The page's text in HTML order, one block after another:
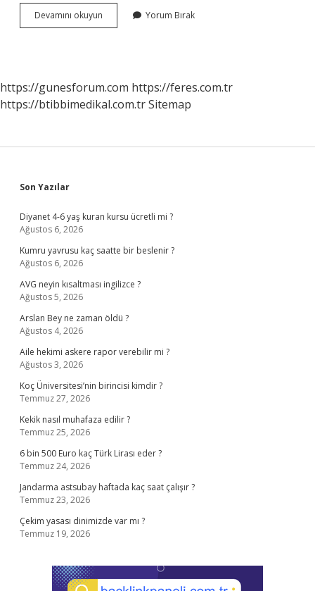
Devamını okuyun
Gide
Yorum Bırak
https://gunesforum.com https://feres.com.tr
https://btibbimedikal.com.trSitemap
Sidebar
Son Yazılar
Diyanet 4-6 yaş kuran kursu ücretli mi ?
Ağustos 6, 2026
Kumru yavrusu kaç saatte bir beslenir ?
Ağustos 6, 2026
AVG neyin kısaltması ingilizce ?
Ağustos 5, 2026
Arslan Bey ne zaman öldü ?
Ağustos 4, 2026
Aile hekimi askere rapor verebilir mi ?
Ağustos 3, 2026
Koç Üniversitesi’nin birincisi kimdir ?
Temmuz 27, 2026
Kekik nasıl muhafaza edilir ?
Temmuz 25, 2026
6 bin 500 Euro kaç Türk Lirası eder ?
Temmuz 24, 2026
Jandarma astsubay haftada kaç saat çalışır ?
Temmuz 23, 2026
Çekim yasası dinimizde var mı ?
Temmuz 19, 2026